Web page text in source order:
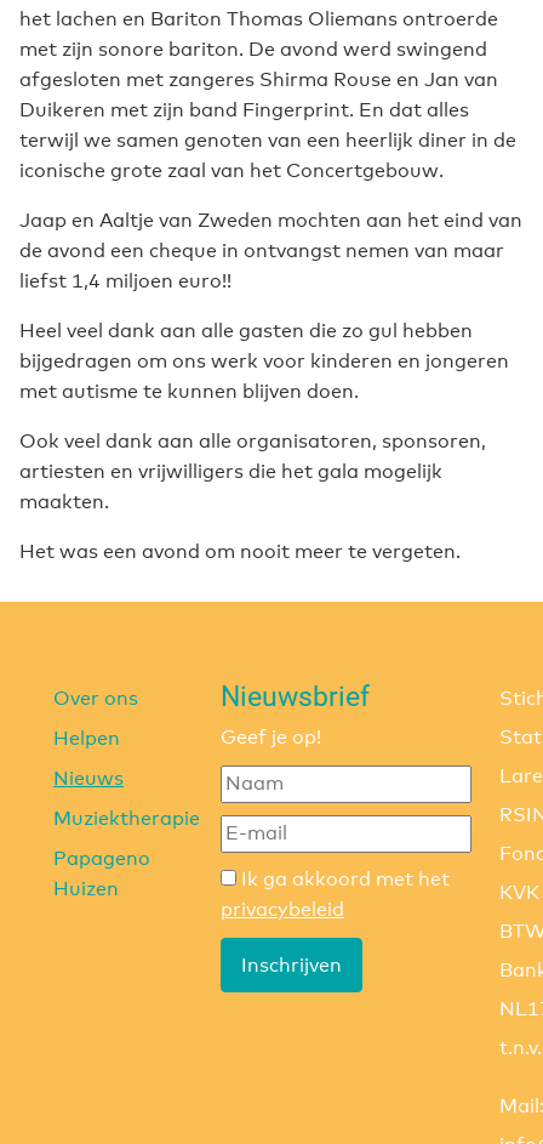
het lachen en Bariton Thomas Oliemans ontroerde
met zijn sonore bariton. De avond werd swingend
afgesloten met zangeres Shirma Rouse en Jan van
Duikeren met zijn band Fingerprint. En dat alles
terwijl we samen genoten van een heerlijk diner in de
iconische grote zaal van het Concertgebouw.
Jaap en Aaltje van Zweden mochten aan het eind van
de avond een cheque in ontvangst nemen van maar
liefst 1,4 miljoen euro!!
Heel veel dank aan alle gasten die zo gul hebben
bijgedragen om ons werk voor kinderen en jongeren
met autisme te kunnen blijven doen.
Ook veel dank aan alle organisatoren, sponsoren,
artiesten en vrijwilligers die het gala mogelijk
maakten.
Het was een avond om nooit meer te vergeten.
Over ons
Helpen
Nieuws
Muziektherapie
Papageno
Huizen
Nieuwsbrief
Geef je op!
Ik ga akkoord met het
privacybeleid
Inschrijven
Mail: